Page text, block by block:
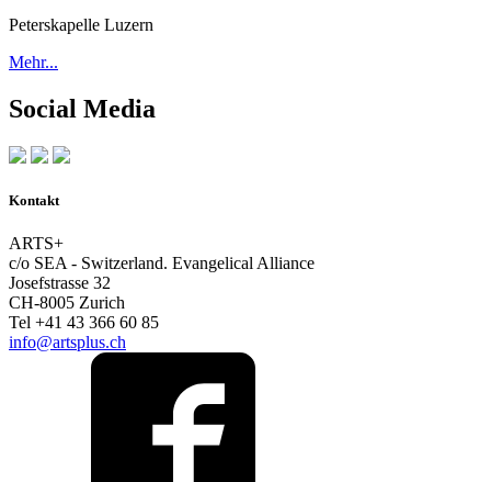
Peterskapelle Luzern
Mehr...
Social Media
Kontakt
ARTS+
c/o SEA - Switzerland. Evangelical Alliance
Josefstrasse 32
CH-8005 Zurich
Tel +41 43 366 60 85
info@artsplus.ch